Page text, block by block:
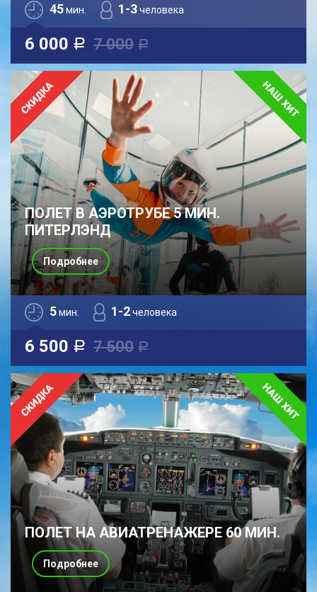
45мин. 1-3человека
6 000 a 7 000 a
ПОЛЕТ В АЭРОТРУБЕ 5 МИН.
ПИТЕРЛЭНД
5мин. 1-2человека
6 500 a 7 500 a
Подробнее
ПОЛЕТ НА АВИАТРЕНАЖЕРЕ 60 МИН.
Подробнее